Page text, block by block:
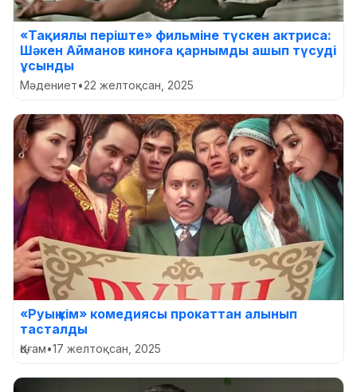
«Тақиялы періште» фильміне түскен актриса:
Шәкен Айманов киноға қарнымды ашып түсуді
ұсынды
Мәдениет•22 желтоқсан, 2025
«Руың кім» комедиясы прокаттан алынып
тасталды
Қоғам•17 желтоқсан, 2025